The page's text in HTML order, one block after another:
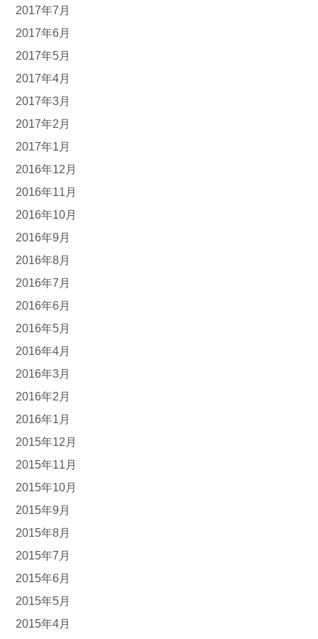
2017年7月
2017年6月
2017年5月
2017年4月
2017年3月
2017年2月
2017年1月
2016年12月
2016年11月
2016年10月
2016年9月
2016年8月
2016年7月
2016年6月
2016年5月
2016年4月
2016年3月
2016年2月
2016年1月
2015年12月
2015年11月
2015年10月
2015年9月
2015年8月
2015年7月
2015年6月
2015年5月
2015年4月